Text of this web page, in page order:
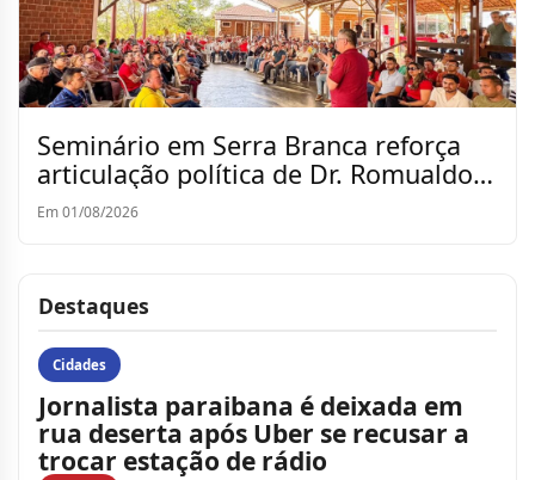
Seminário em Serra Branca reforça
articulação política de Dr. Romualdo
para a reeleição
Em 01/08/2026
Destaques
Cidades
Jornalista paraibana é deixada em
rua deserta após Uber se recusar a
trocar estação de rádio